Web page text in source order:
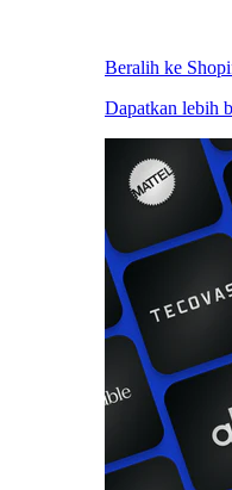
Beralih ke
Dapatkan lebih